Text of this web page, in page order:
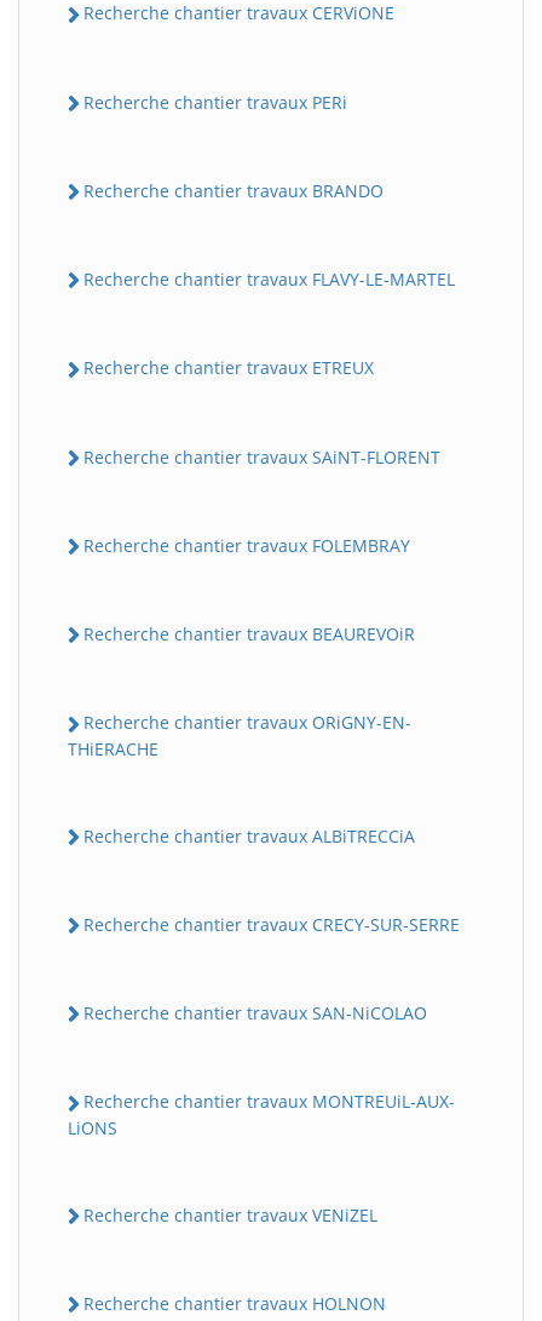
Recherche chantier travaux CERViONE
Recherche chantier travaux PERi
Recherche chantier travaux BRANDO
Recherche chantier travaux FLAVY-LE-MARTEL
Recherche chantier travaux ETREUX
Recherche chantier travaux SAiNT-FLORENT
Recherche chantier travaux FOLEMBRAY
Recherche chantier travaux BEAUREVOiR
Recherche chantier travaux ORiGNY-EN-
THiERACHE
Recherche chantier travaux ALBiTRECCiA
Recherche chantier travaux CRECY-SUR-SERRE
Recherche chantier travaux SAN-NiCOLAO
Recherche chantier travaux MONTREUiL-AUX-
LiONS
Recherche chantier travaux VENiZEL
Recherche chantier travaux HOLNON
Assistant en ligne
BatiWebPro